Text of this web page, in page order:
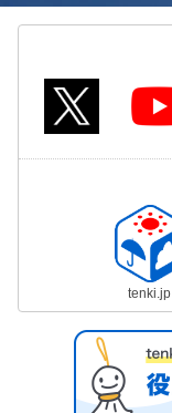
tenki.jp